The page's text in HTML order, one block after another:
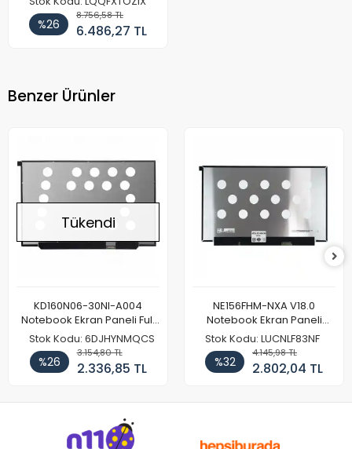
%26
8.756,58 TL
6.486,27 TL
Benzer Ürünler
Tükendi
KD160N06-30NI-A004
Notebook Ekran Paneli Full
HD
Stok Kodu: 6DJHYNMQCS
%26
3.154,80 TL
2.336,85 TL
NE156FHM-NXA V18.0
Notebook Ekran Paneli
144Hz
Stok Kodu: LUCNLF83NF
%32
4.145,98 TL
2.802,04 TL